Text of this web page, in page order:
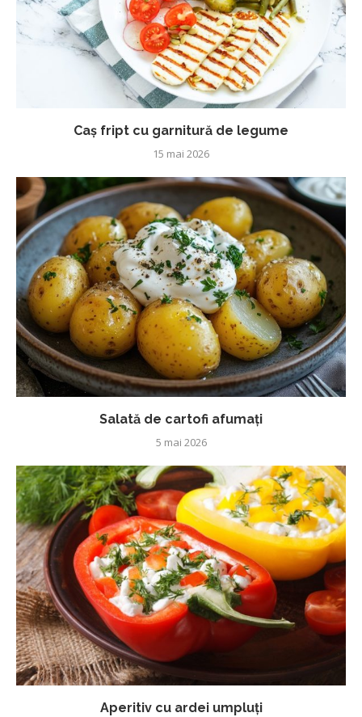
Caș fript cu garnitură de legume
15 mai 2026
Salată de cartofi afumați
5 mai 2026
Aperitiv cu ardei umpluți